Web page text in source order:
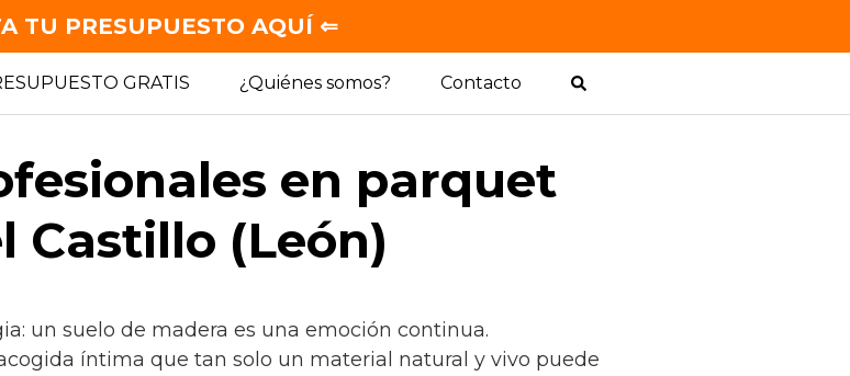
GRATIS ¿Quiénes somos? Contacto
en parquet
Castillo (León)
un suelo de madera es una emoción continua.
íntima que tan solo un material natural y vivo puede
TU PRESUPUESTO AQUÍ ⇐